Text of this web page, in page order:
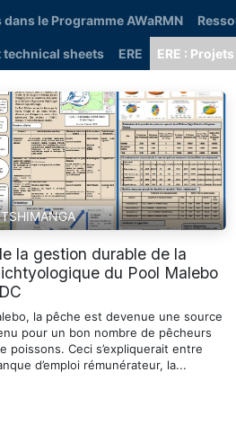
le Programme AWaRMN
sheets ERE ERE :
la gestion durable de la
du Pool Malebo
la pêche est devenue une source
pour un bon nombre de pêcheurs
poissons. Ceci s’expliquerait entre
d’emploi rémunérateur, la...